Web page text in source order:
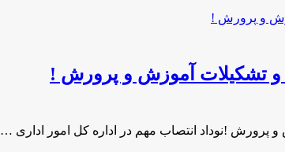
و تشکیلات آموزش و پرورش !
پرورش !نوداد انتصاب مهم در اداره کل امور اداری …